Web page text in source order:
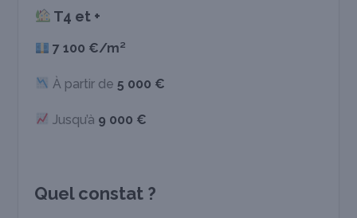
T4 et +
7 100 €/m²
À partir de 5 000 €
Jusqu’à 9 000 €
Quel constat ?